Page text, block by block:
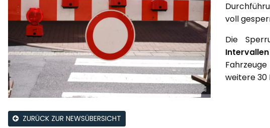
voll
Die
weitere 30
ZURÜCK ZUR NEWSÜBERSICHT